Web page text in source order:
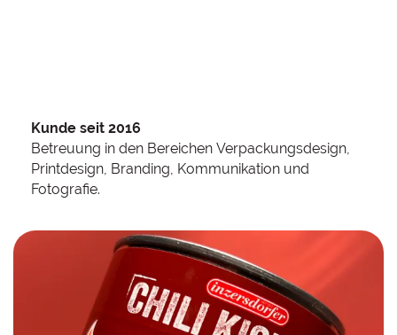
Kunde seit 2016
Betreuung in den Bereichen Verpackungsdesign,
Printdesign, Branding, Kommunikation und
Fotografie.